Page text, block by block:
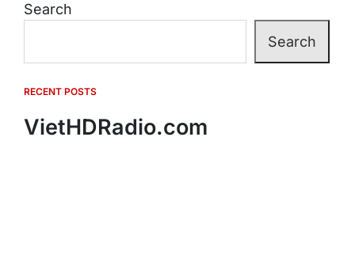
Search
Search
RECENT POSTS
VietHDRadio.com